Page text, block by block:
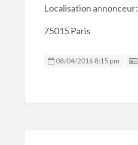
Localisation annonceur:
75015 Paris
08/04/2016 8:15 pm